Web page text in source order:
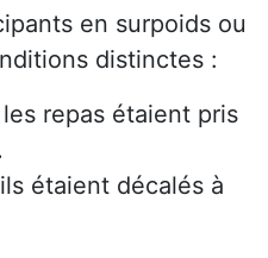
en surpoids ou
distinctes :
repas étaient pris
étaient décalés à